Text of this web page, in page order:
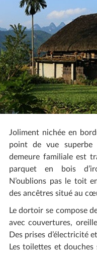
Joliment nichée en
point de vue superbe
demeure familiale est
parquet en bois
N’oublions pas le toit
des ancêtres situé au
Le dortoir se compose
avec couvertures,
Des prises d’électricité
Les toilettes et douches